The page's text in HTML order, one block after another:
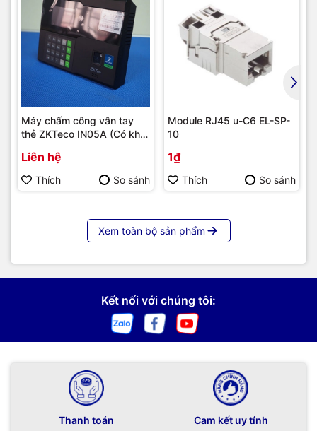
Máy chấm công vân tay
thẻ ZKTeco IN05A (Có khả
Hàng chính hãng
Liên hệ
Thích So sánh
Module RJ45 u-C6 EL-SP-
10
1₫
Thích So sánh
Xem toàn bộ sản phẩm
Kết nối với chúng tôi:
Thanh toán
Cam kết uy tính